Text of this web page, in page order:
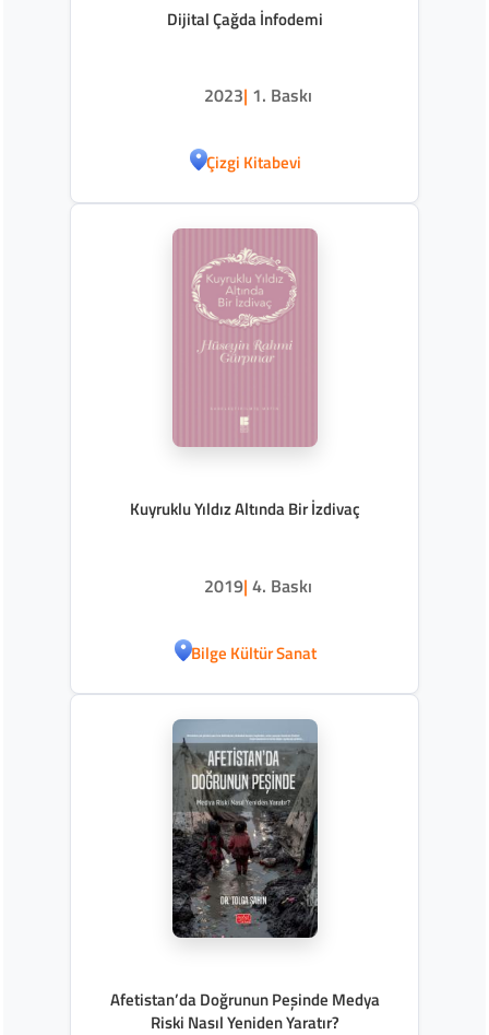
Dijital Çağda İnfodemi
2023| 1. Baskı
Çizgi Kitabevi
Kuyruklu Yıldız Altında Bir İzdivaç
2019| 4. Baskı
Bilge Kültür Sanat
Afetistan’da Doğrunun Peşinde Medya
Riski Nasıl Yeniden Yaratır?